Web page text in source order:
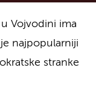
Vojvodini ima
je najpopularniji
stranke